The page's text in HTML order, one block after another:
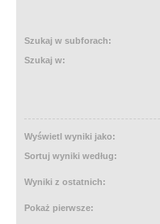
Szukaj w subforach:
Szukaj w:
Wyświetl wyniki jako:
Sortuj wyniki według:
Wyniki z ostatnich:
Pokaż pierwsze: